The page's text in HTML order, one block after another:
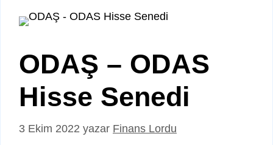
ODAŞ – ODAS
Hisse Senedi
3 Ekim 2022 yazar Finans Lordu